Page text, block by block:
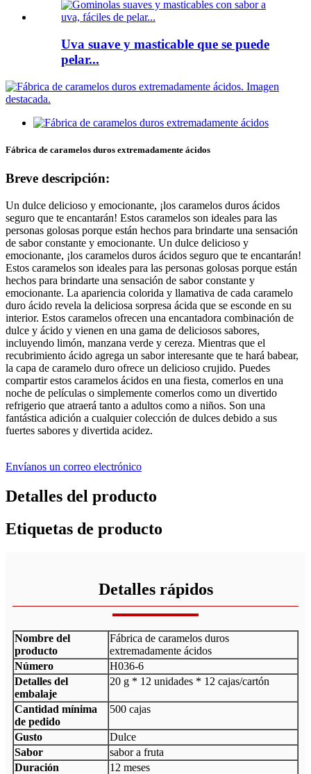
Uva suave y masticable que se puede
pelar...
Fábrica de caramelos duros extremadamente ácidos
Breve descripción:
Un dulce delicioso y emocionante, ¡los caramelos duros ácidos
seguro que te encantarán! Estos caramelos son ideales para las
personas golosas porque están hechos para brindarte una sensación
de sabor constante y emocionante. Un dulce delicioso y
emocionante, ¡los caramelos duros ácidos seguro que te encantarán!
Estos caramelos son ideales para las personas golosas porque están
hechos para brindarte una sensación de sabor constante y
emocionante. La apariencia colorida y llamativa de cada caramelo
duro ácido revela la deliciosa sorpresa ácida que se esconde en su
interior. Estos caramelos ofrecen una encantadora combinación de
dulce y ácido y vienen en una gama de deliciosos sabores,
incluyendo limón, manzana verde y cereza. Mientras que el
recubrimiento ácido agrega un sabor interesante que te hará babear,
la capa de caramelo duro ofrece un delicioso crujido. Puedes
compartir estos caramelos ácidos en una fiesta, comerlos en una
noche de películas o simplemente comerlos como un divertido
refrigerio que atraerá tanto a adultos como a niños. Son una
fantástica adición a cualquier colección de dulces debido a sus
fuertes sabores y divertida acidez.
Envíanos un correo electrónico
Detalles del producto
Etiquetas de producto
Detalles rápidos
Nombre del
producto
Fábrica de caramelos duros
extremadamente ácidos
Número
H036-6
Detalles del
embalaje
20 g * 12 unidades * 12 cajas/cartón
Cantidad mínima
de pedido
500 cajas
Gusto
Dulce
Sabor
sabor a fruta
Duración
12 meses